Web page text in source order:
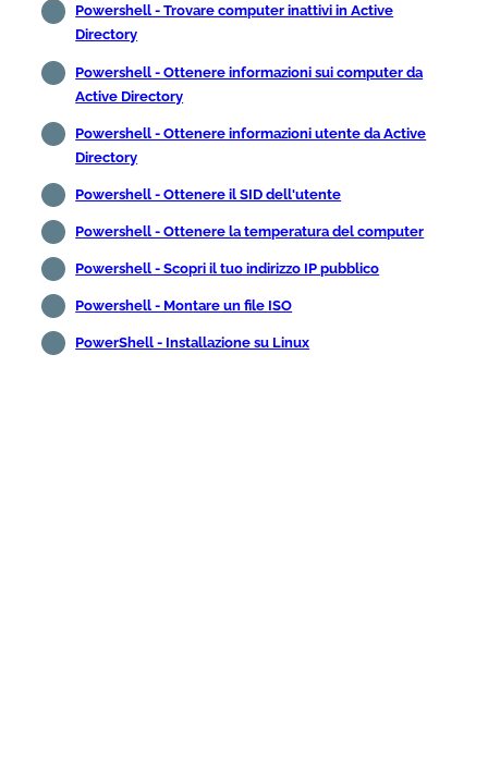
Powershell - Trovare computer inattivi in Active
Directory
Powershell - Ottenere informazioni sui computer da
Active Directory
Powershell - Ottenere informazioni utente da Active
Directory
Powershell - Ottenere il SID dell'utente
Powershell - Ottenere la temperatura del computer
Powershell - Scopri il tuo indirizzo IP pubblico
Powershell - Montare un file ISO
PowerShell - Installazione su Linux